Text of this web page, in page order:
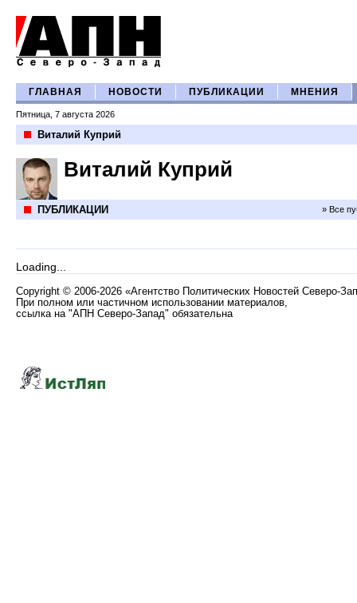
ГЛАВНАЯ НОВОСТИ ПУБЛИКАЦИИ МНЕНИЯ
Пятница, 7 августа 2026
Виталий Куприй
Виталий Куприй
ПУБЛИКАЦИИ » Все
Loading...
Copyright © 2006-2026 «Агентство Политических Новостей Северо-
При полном или частичном использовании материалов,
ссылка на "АПН Северо-Запад" обязательна